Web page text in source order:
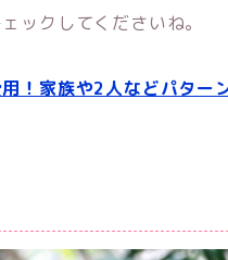
ックしてくださいね。
！家族や2人などパター